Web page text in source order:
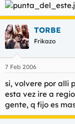
TORBE
Frikazo
7 Feb 2006
si, volvere por alli
esta vez ire a
gente, q fijo es